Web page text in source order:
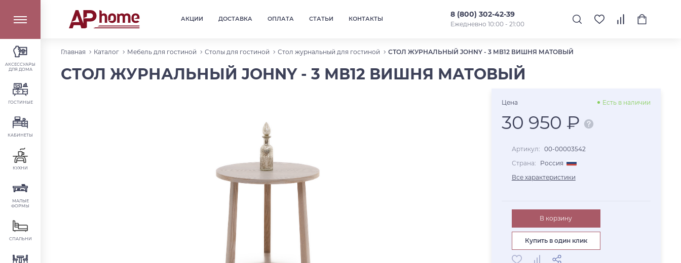
АКЦИИ ДОСТАВКА ОПЛАТА СТАТЬИ КОНТАКТЫ 8 (800) 302-42-39
Ежедневно 10:00 - 21:00
АКСЕССУАРЫ
ДЛЯ ДОМА
ГОСТИНЫЕ
КАБИНЕТЫ
КУХНИ
МАЛЫЕ
ФОРМЫ
СПАЛЬНИ
Главная Каталог Мебель для гостиной Столы для гостиной Стол журнальный для гостиной СТОЛ ЖУРНАЛЬНЫЙ JOHNY - 3 МВ12 ВИШНЯ МАТОВЫЙ
СТОЛ ЖУРНАЛЬНЫЙ JOHNY - 3 МВ12 ВИШНЯ МАТОВЫЙ
Цена Есть в наличии
30 950 ₽
Артикул: 00-00003542
Страна:
Россия
Все характеристики
В корзину
Купить в один клик